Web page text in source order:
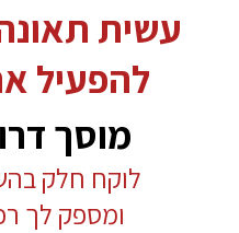
עשית
להפעיל
מוסך
לוקח חלק
ומספק לך